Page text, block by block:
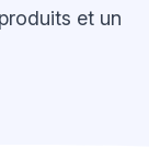
et un